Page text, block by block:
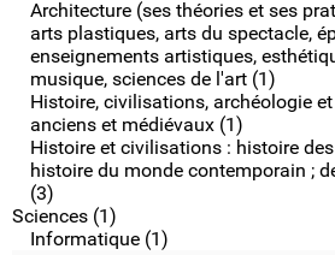
Architecture (ses théories et ses
arts plastiques, arts du spectacle,
enseignements artistiques,
musique, sciences de l'art (1)
Histoire, civilisations, archéologie
anciens et médiévaux (1)
Histoire et civilisations : histoire
histoire du monde contemporain ;
(3)
Sciences (1)
Informatique (1)